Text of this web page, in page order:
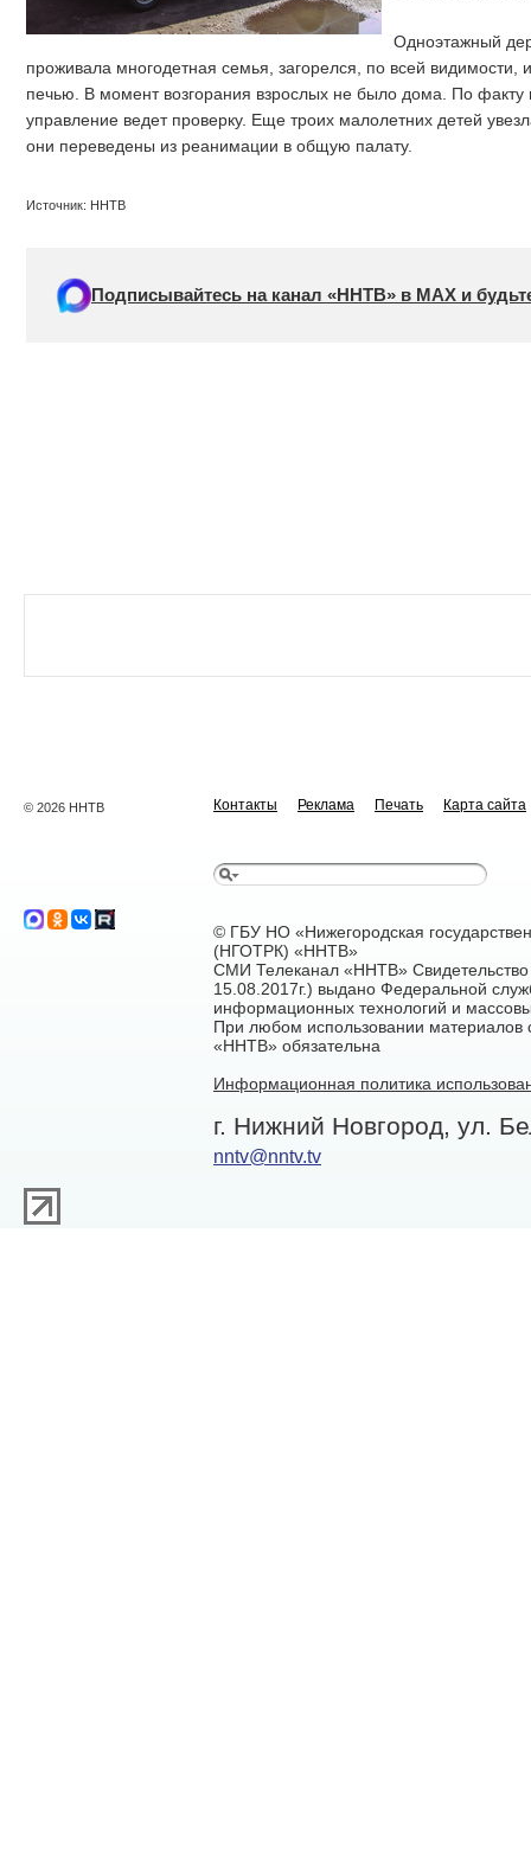
Одноэтажный
проживала многодетная семья, загорелся, по всей видимости,
печью. В момент возгорания взрослых не было дома. По факту
управление ведет проверку. Еще троих малолетних детей
они переведены из реанимации в общую палату.
Источник: ННТВ
Подписывайтесь на канал «ННТВ» в МАХ и
© 2026 ННТВ Контакты Реклама Печать Карта сайта
© ГБУ НО «Нижегородская
(НГОТРК) «ННТВ»
СМИ Телеканал «ННТВ»
15.08.2017г.) выдано Федеральной
информационных технологий и
При любом использовании материалов
«ННТВ» обязательна
Информационная политика
г. Нижний Новгород, ул.
nntv@nntv.tv